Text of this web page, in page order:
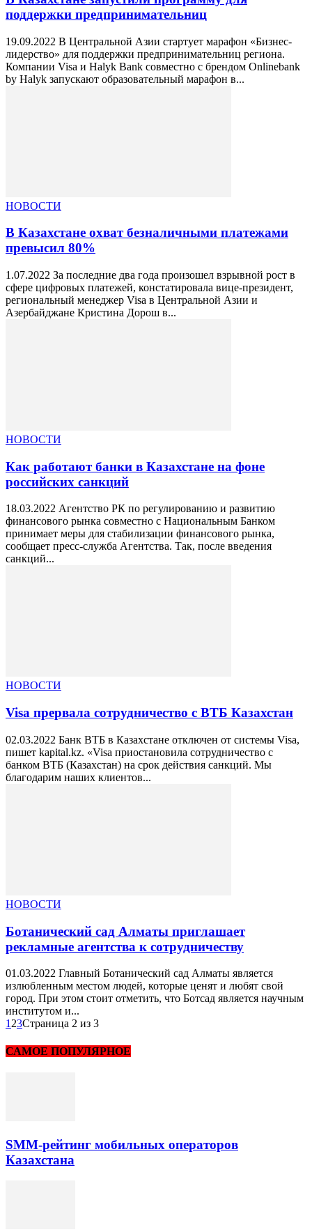
поддержки предпринимательниц
19.09.2022 В Центральной Азии стартует марафон «Бизнес-
лидерство» для поддержки предпринимательниц региона.
Компании Visa и Halyk Bank совместно с брендом Onlinebank
by Halyk запускают образовательный марафон в...
НОВОСТИ
В Казахстане охват безналичными платежами
превысил 80%
1.07.2022 За последние два года произошел взрывной рост в
сфере цифровых платежей, констатировала вице-президент,
региональный менеджер Visa в Центральной Азии и
Азербайджане Кристина Дорош в...
НОВОСТИ
Как работают банки в Казахстане на фоне
российских санкций
18.03.2022 Агентство РК по регулированию и развитию
финансового рынка совместно с Национальным Банком
принимает меры для стабилизации финансового рынка,
сообщает пресс-служба Агентства. Так, после введения
санкций...
НОВОСТИ
Visa прервала сотрудничество с ВТБ Казахстан
02.03.2022 Банк ВТБ в Казахстане отключен от системы Visa,
пишет kapital.kz. «Visa приостановила сотрудничество с
банком ВТБ (Казахстан) на срок действия санкций. Мы
благодарим наших клиентов...
НОВОСТИ
Ботанический сад Алматы приглашает
рекламные агентства к сотрудничеству
01.03.2022 Главный Ботанический сад Алматы является
излюбленным местом людей, которые ценят и любят свой
город. При этом стоит отметить, что Ботсад является научным
институтом и...
1 23Страница 2 из 3
САМОЕ ПОПУЛЯРНОЕ
SMM-рейтинг мобильных операторов
Казахстана